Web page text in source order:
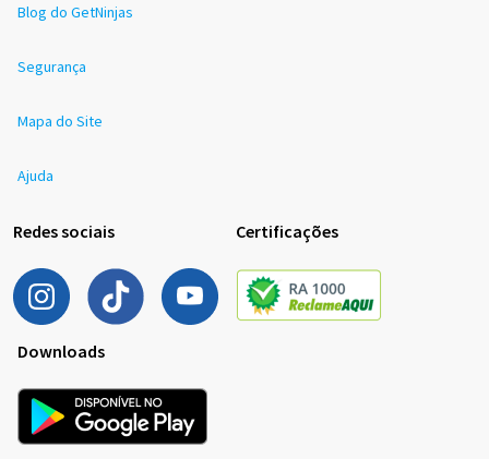
Blog do GetNinjas
Segurança
Mapa do Site
Ajuda
Redes sociais Certificações
Downloads